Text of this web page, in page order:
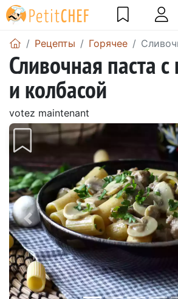
Pецепты Горячее
Сливочная паста
и колбасой
votez maintenant
Предыдущий